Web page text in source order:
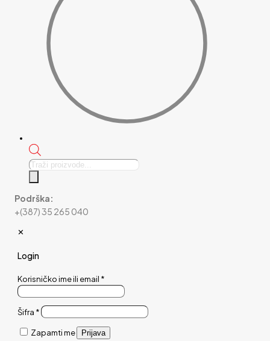
Products
Podrška:
+(387) 35 265 040
✕
Login
Korisničko ime ili email *
Šifra *
Zapamti me Prijava